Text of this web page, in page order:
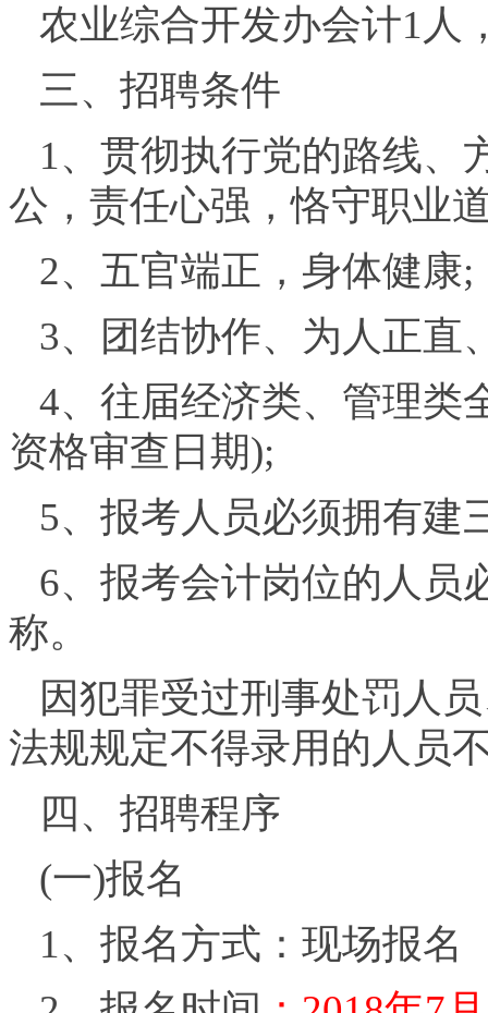
农业综合开发办会计1人
三、招聘条件
1、贯彻执行党的路线、
公，责任心强，恪守职业
2、五官端正，身体健康;
3、团结协作、为人正直
4、往届经济类、管理类
资格审查日期);
5、报考人员必须拥有建
6、报考会计岗位的人员
称。
因犯罪受过刑事处罚人
法规规定不得录用的人员
四、招聘程序
(一)报名
1、报名方式：现场报名